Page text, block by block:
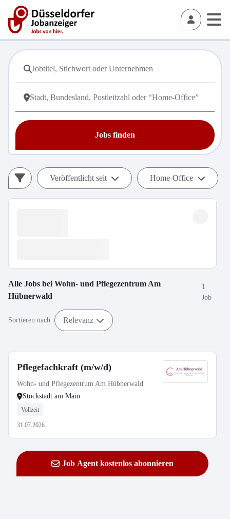
Jobs finden
Veröffentlicht seit Home-Office
Alle Jobs bei Wohn- und Pflegezentrum Am
Hübnerwald
1
Job
Sortieren nach Relevanz
Pflegefachkraft (m/w/d)
Wohn- und Pflegezentrum Am Hübnerwald
Stockstadt am Main
Vollzeit
31.07.2026
Job Agent kostenlos abonnieren